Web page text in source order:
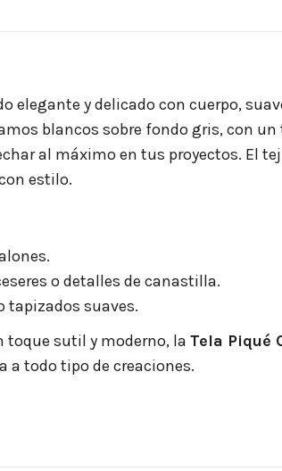
elegante y delicado con cuerpo,
blancos sobre fondo gris, con
al máximo en tus proyectos. El
estilo.
o detalles de canastilla.
tapizados suaves.
toque sutil y moderno, la Tela Piqué
a todo tipo de creaciones.